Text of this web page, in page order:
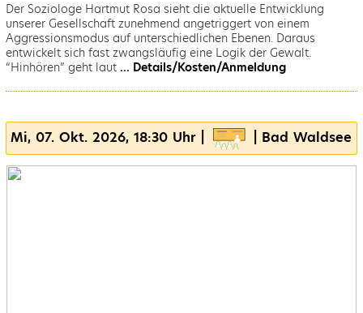
Der Soziologe Hartmut Rosa sieht die aktuelle Entwicklung
unserer Gesellschaft zunehmend angetriggert von einem
Aggressionsmodus auf unterschiedlichen Ebenen. Daraus
entwickelt sich fast zwangsläufig eine Logik der Gewalt.
“Hinhören” geht laut... Details/Kosten/Anmeldung
Mi, 07. Okt. 2026, 18:30 Uhr | | Bad Waldsee